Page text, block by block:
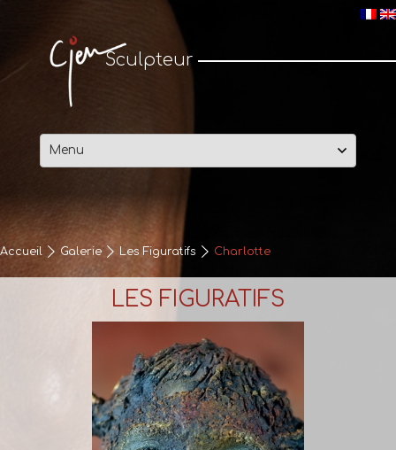
Sculpteur
Passer
au
Accueil Galerie Les Figuratifs Charlotte
LES FIGURATIFS